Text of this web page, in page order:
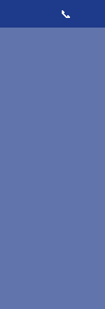
📞